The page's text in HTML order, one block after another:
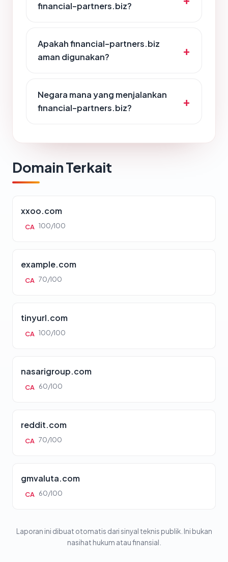
financial-partners.biz?
Apakah financial-partners.biz
aman digunakan?
Negara mana yang menjalankan
financial-partners.biz?
Domain Terkait
xxoo.com
CA 100/100
example.com
CA 70/100
tinyurl.com
CA 100/100
nasarigroup.com
CA 60/100
reddit.com
CA 70/100
gmvaluta.com
CA 60/100
Laporan ini dibuat otomatis dari sinyal teknis publik. Ini bukan
nasihat hukum atau finansial.